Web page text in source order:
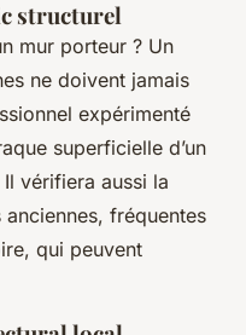
structurel
mur porteur ? Un
ne doivent jamais
expérimenté
superficielle d’un
vérifiera aussi la
fréquentes
qui peuvent